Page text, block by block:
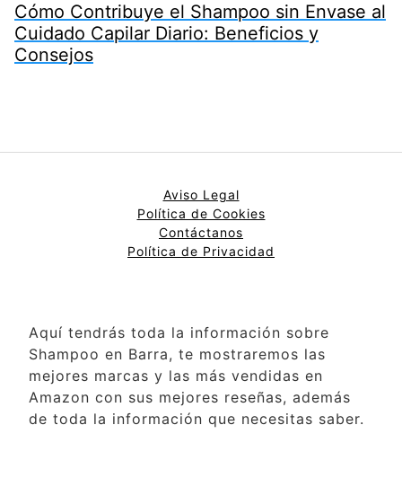
Cómo Contribuye el Shampoo sin Envase al
Cuidado Capilar Diario: Beneficios y
Consejos
Aviso Legal
Política de Cookies
Contáctanos
Política de Privacidad
Aquí tendrás toda la información sobre
Shampoo en Barra, te mostraremos las
mejores marcas y las más vendidas en
Amazon con sus mejores reseñas, además
de toda la información que necesitas saber.